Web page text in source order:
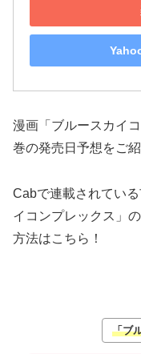
漫画「ブルースカイ
巻の発売日予想をご紹
Cabで連載されてい
イコンプレックス」
方法はこちら！
「ブ